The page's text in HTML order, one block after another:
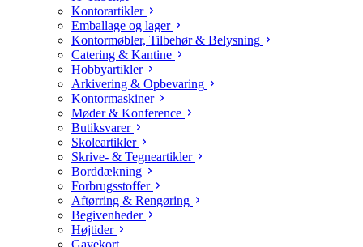
Kontorartikler
Emballage og lager
Kontormøbler, Tilbehør & Belysning
Catering & Kantine
Hobbyartikler
Arkivering & Opbevaring
Kontormaskiner
Møder & Konference
Butiksvarer
Skoleartikler
Skrive- & Tegneartikler
Borddækning
Forbrugsstoffer
Aftørring & Rengøring
Begivenheder
Højtider
Gavekort